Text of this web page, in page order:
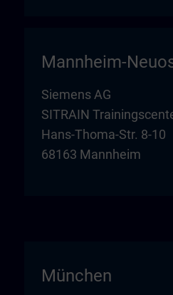
Mannheim-
Siemens AG
SITRAIN
Hans-Thoma-Str. 8-10
68163 Mannheim
München